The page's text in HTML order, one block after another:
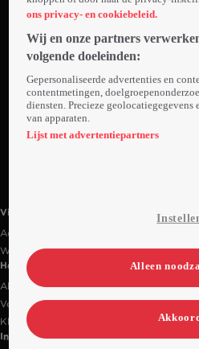
Ga
naar
Videoland
Actiecode
Werken bij RTL
Handige links
Alle films & series
Veelgestelde vragen
Klantenservice
Informatie
ons privacy- en cookiebeleid.
Wij en onze partners
volgende doeleinden:
Gepersonaliseerde advertenties en
contentmetingen,
diensten. Precieze
van apparaten.
Lijst met advertentiepartners
Alleen